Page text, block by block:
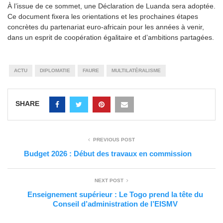
À l’issue de ce sommet, une Déclaration de Luanda sera adoptée.
Ce document fixera les orientations et les prochaines étapes
concrètes du partenariat euro-africain pour les années à venir,
dans un esprit de coopération égalitaire et d’ambitions partagées.
ACTU DIPLOMATIE FAURE MULTILATÉRALISME
SHARE
PREVIOUS POST
Budget 2026 : Début des travaux en commission
NEXT POST
Enseignement supérieur : Le Togo prend la tête du
Conseil d’administration de l’EISMV